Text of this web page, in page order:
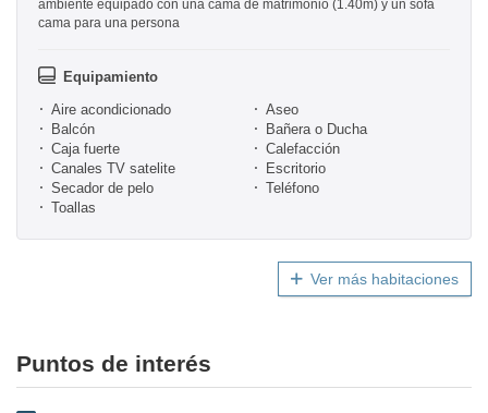
ambiente equipado con una cama de matrimonio (1.40m) y un sofá
cama para una persona
Equipamiento
Aire acondicionado
Aseo
Balcón
Bañera o Ducha
Caja fuerte
Calefacción
Canales TV satelite
Escritorio
Secador de pelo
Teléfono
Toallas
Ver más habitaciones
Puntos de interés